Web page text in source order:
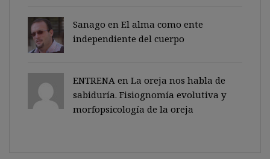
Sanago en El alma como ente
independiente del cuerpo
ENTRENA en La oreja nos habla de
sabiduría. Fisiognomía evolutiva y
morfopsicología de la oreja